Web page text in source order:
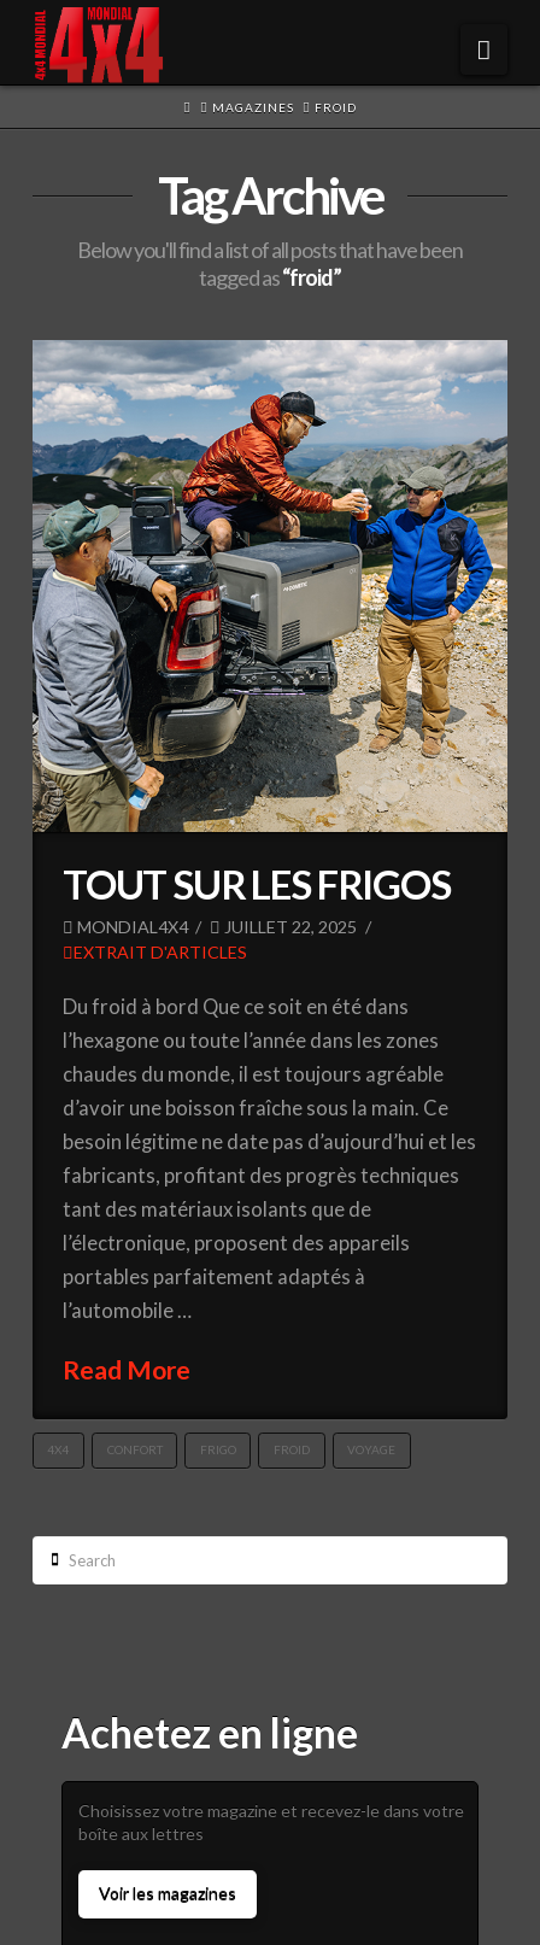
HOMEMAGAZINES FROID
Tag Archive
Below you'll find a list of all posts that have been
tagged as“froid”
TOUT SUR LES FRIGOS
MONDIAL4X4
JUILLET 22, 2025
EXTRAIT D'ARTICLES
Du froid à bord Que ce soit en été dans
l’hexagone ou toute l’année dans les zones
chaudes du monde, il est toujours agréable
d’avoir une boisson fraîche sous la main. Ce
besoin légitime ne date pas d’aujourd’hui et les
fabricants, profitant des progrès techniques
tant des matériaux isolants que de
l’électronique, proposent des appareils
portables parfaitement adaptés à
l’automobile …
Read More
4X4 CONFORT FRIGO FROID VOYAGE
Search
Achetez en ligne
Choisissez votre magazine et recevez-le dans votre
boîte aux lettres
Voir les magazines